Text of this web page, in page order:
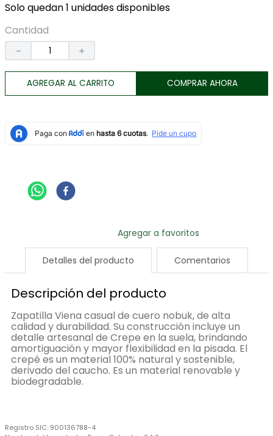
Solo quedan 1 unidades disponibles
Cantidad
＋
－
AGREGAR AL CARRITO COMPRAR AHORA
Detalles del producto Comentarios
Descripción del producto
Zapatilla Viena casual de cuero nobuk, de alta
calidad y durabilidad. Su construcción incluye un
detalle artesanal de Crepe en la suela, brindando
amortiguación y mayor flexibilidad en la pisada. El
crepé es un material 100% natural y sostenible,
derivado del caucho. Es un material renovable y
biodegradable.
Registro SIC: 900136788-4